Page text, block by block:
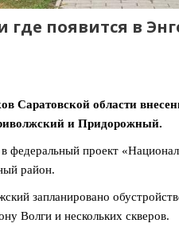
где появится в
Саратовской области
и Придорожный.
проект
район.
запланировано
Волги и нескольких скверов.